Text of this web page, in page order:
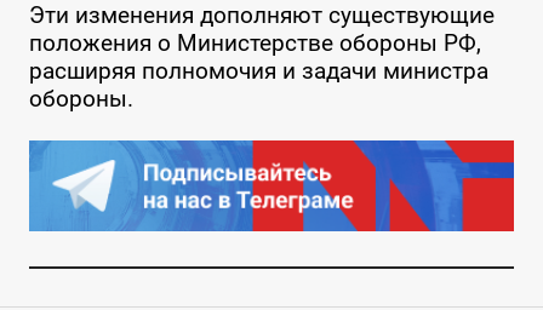
Эти изменения дополняют существующие
положения о Министерстве обороны РФ,
расширяя полномочия и задачи министра
обороны.